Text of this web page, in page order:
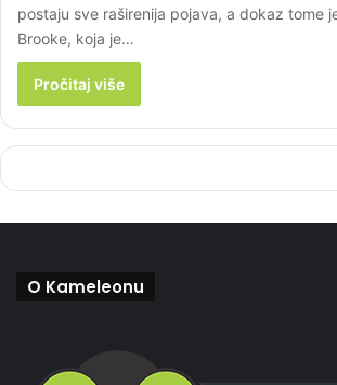
postaju sve raširenija pojava, a dokaz tome
Brooke, koja je…
Pročitaj više
O Kameleonu